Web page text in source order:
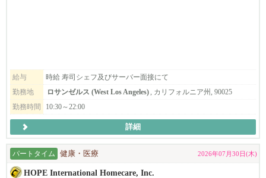
・老舗寿司店で創業43年。
・本格的な日本食・寿司を提供！
・各層はアメリカ人中心。
・アメリカに日本の食文化と心をお届けします！
給与
時給 寿司シェフ及びサーバー面接にて
勤務地
ロサンゼルス (West Los Angeles)
, カリフォルニア州, 90025
勤務時間
10:30～22:00
詳細
パートタイム 健康・医療 2026年07月30日(木)
HOPE International Homecare, Inc.